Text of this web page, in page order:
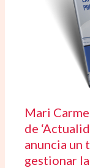
Mari
de
anuncia un
gestionar